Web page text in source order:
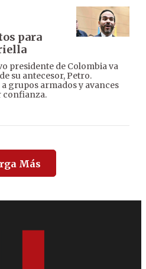
para
presidente de Colombia va
su antecesor, Petro.
grupos armados y avances
confianza.
Más